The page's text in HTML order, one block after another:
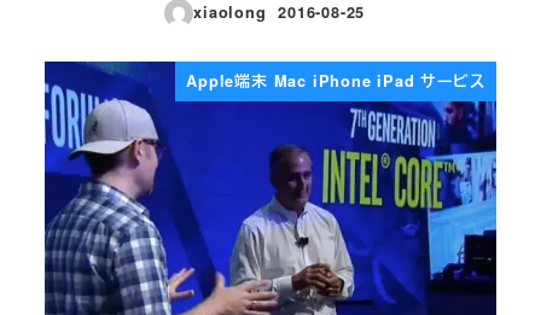
xiaolong
投稿日
2016-08-25
Apple端末 Mac iPhone iPad サービス